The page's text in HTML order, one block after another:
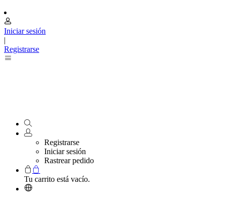
Iniciar sesión
|
Registrarse
Registrarse
Iniciar sesión
Rastrear pedido
Tu carrito está vacío.